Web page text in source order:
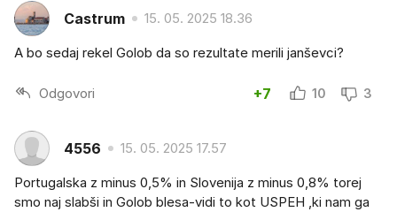
Castrum 15. 05. 2025 18.36
A bo sedaj rekel Golob da so rezultate merili janševci?
Odgovori +7 10 3
4556 15. 05. 2025 17.57
Portugalska z minus 0,5% in Slovenija z minus 0,8% torej
smo naj slabši in Golob blesa-vidi to kot USPEH ,ki nam ga